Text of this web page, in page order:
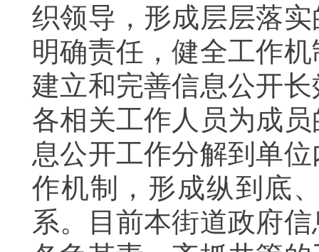
织领导，形成层层落
明确责任，健全工作
建立和完善信息公开
各相关工作人员为成
息公开工作分解到单
作机制，形成纵到底
系。目前本街道政府